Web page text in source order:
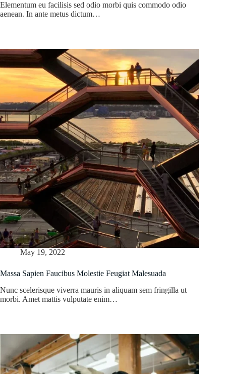
Elementum eu facilisis sed odio morbi quis commodo odio
aenean. In ante metus dictum…
May 19, 2022
Massa Sapien Faucibus Molestie Feugiat Malesuada
Nunc scelerisque viverra mauris in aliquam sem fringilla ut
morbi. Amet mattis vulputate enim…